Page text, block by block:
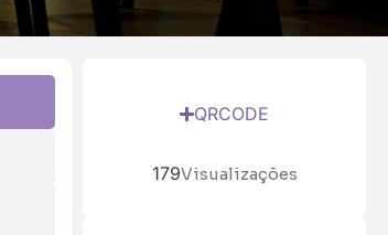
QRCODE
179Visualizações